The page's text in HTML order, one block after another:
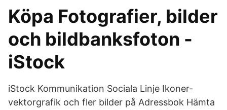
Köpa Fotografier, bilder
och bildbanksfoton -
iStock
iStock Kommunikation Sociala Linje Ikoner-
vektorgrafik och fler bilder på Adressbok Hämta